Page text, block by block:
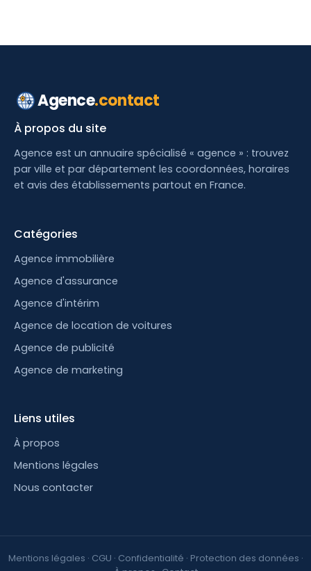
Agence.contact
À propos du site
Agence est un annuaire spécialisé « agence » : trouvez
par ville et par département les coordonnées, horaires
et avis des établissements partout en France.
Catégories
Agence immobilière
Agence d'assurance
Agence d'intérim
Agence de location de voitures
Agence de publicité
Agence de marketing
Liens utiles
À propos
Mentions légales
Nous contacter
Mentions légales · CGU · Confidentialité · Protection des données ·